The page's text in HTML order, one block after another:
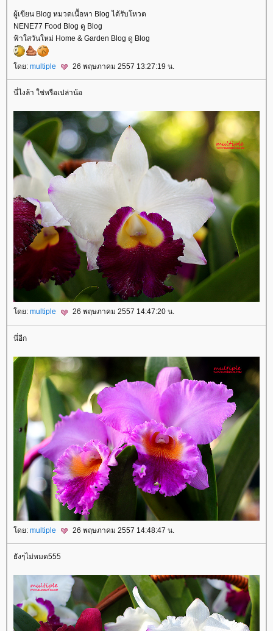
ผู้เขียน Blog หมวดเนื้อหา Blog ได้รับโหวต
NENE77 Food Blog ดู Blog
ฟ้าใสวันใหม่ Home & Garden Blog ดู Blog
ดย: multiple 26 พฤษภาคม 2557 13:27:19 น.
นี่ไงล้า ใช่หรือเปล่าน้อ
ดย: multiple 26 พฤษภาคม 2557 14:47:20 น.
นี่อีก
ดย: multiple 26 พฤษภาคม 2557 14:48:47 น.
ังๆไม่หมด555